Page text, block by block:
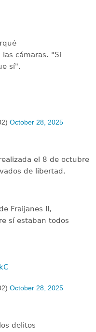
cámaras. "Si
sí".
October 28, 2025
el 8 de octubre
de libertad.
Fraijanes II,
sí estaban todos
October 28, 2025
delitos